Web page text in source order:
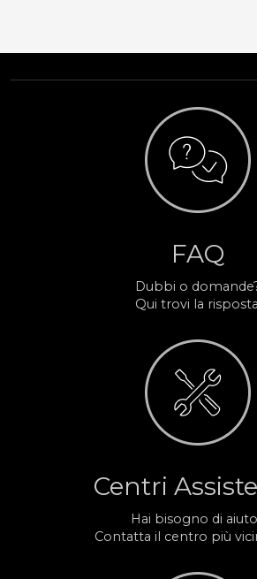
FAQ
Dubbi o
Qui trovi la
Centri
Hai bisogno di
Contatta il centro più